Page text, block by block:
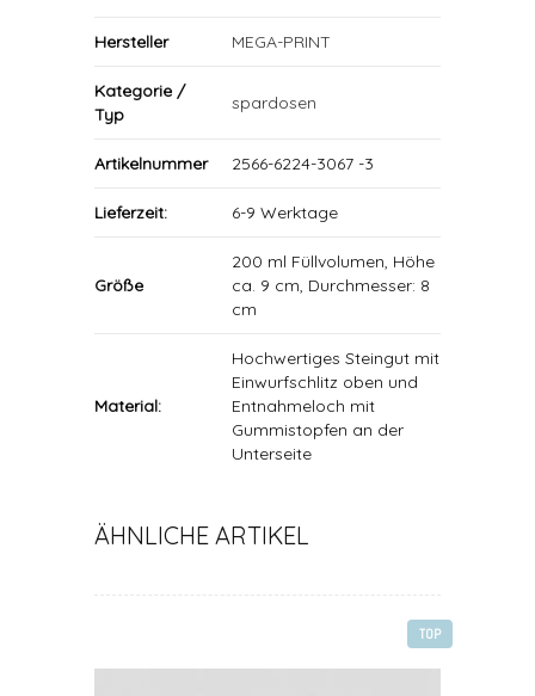
Hersteller MEGA-PRINT
Kategorie /
Typ
spardosen
Artikelnummer 2566-6224-3067 -3
Lieferzeit: 6-9 Werktage
Größe
200 ml Füllvolumen, Höhe
ca. 9 cm, Durchmesser: 8
cm
Material:
Hochwertiges Steingut mit
Einwurfschlitz oben und
Entnahmeloch mit
Gummistopfen an der
Unterseite
ÄHNLICHE ARTIKEL
TOP